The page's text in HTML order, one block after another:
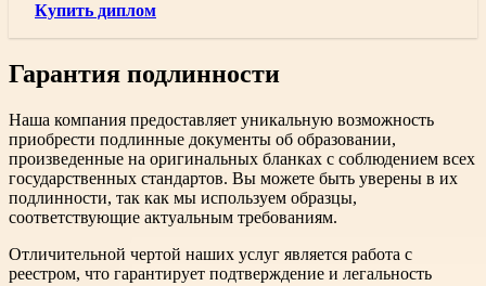
Купить диплом
Гарантия подлинности
Наша компания предоставляет уникальную возможность
приобрести подлинные документы об образовании,
произведенные на оригинальных бланках с соблюдением всех
государственных стандартов. Вы можете быть уверены в их
подлинности, так как мы используем образцы,
соответствующие актуальным требованиям.
Отличительной чертой наших услуг является работа с
реестром, что гарантирует подтверждение и легальность